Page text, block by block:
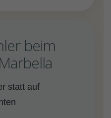
beim
statt auf